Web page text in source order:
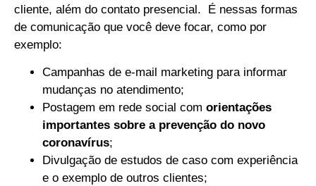
cliente, além do contato presencial. É nessas formas
de comunicação que você deve focar, como por
exemplo:
Campanhas de e-mail marketing para informar
mudanças no atendimento;
Postagem em rede social com orientações
importantes sobre a prevenção do novo
coronavírus;
Divulgação de estudos de caso com experiência
e o exemplo de outros clientes;